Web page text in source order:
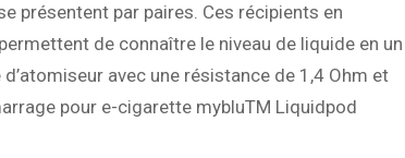
présentent par paires. Ces récipients en
de connaître le niveau de liquide en un
avec une résistance de 1,4 Ohm et
pour e-cigarette mybluTM Liquidpod